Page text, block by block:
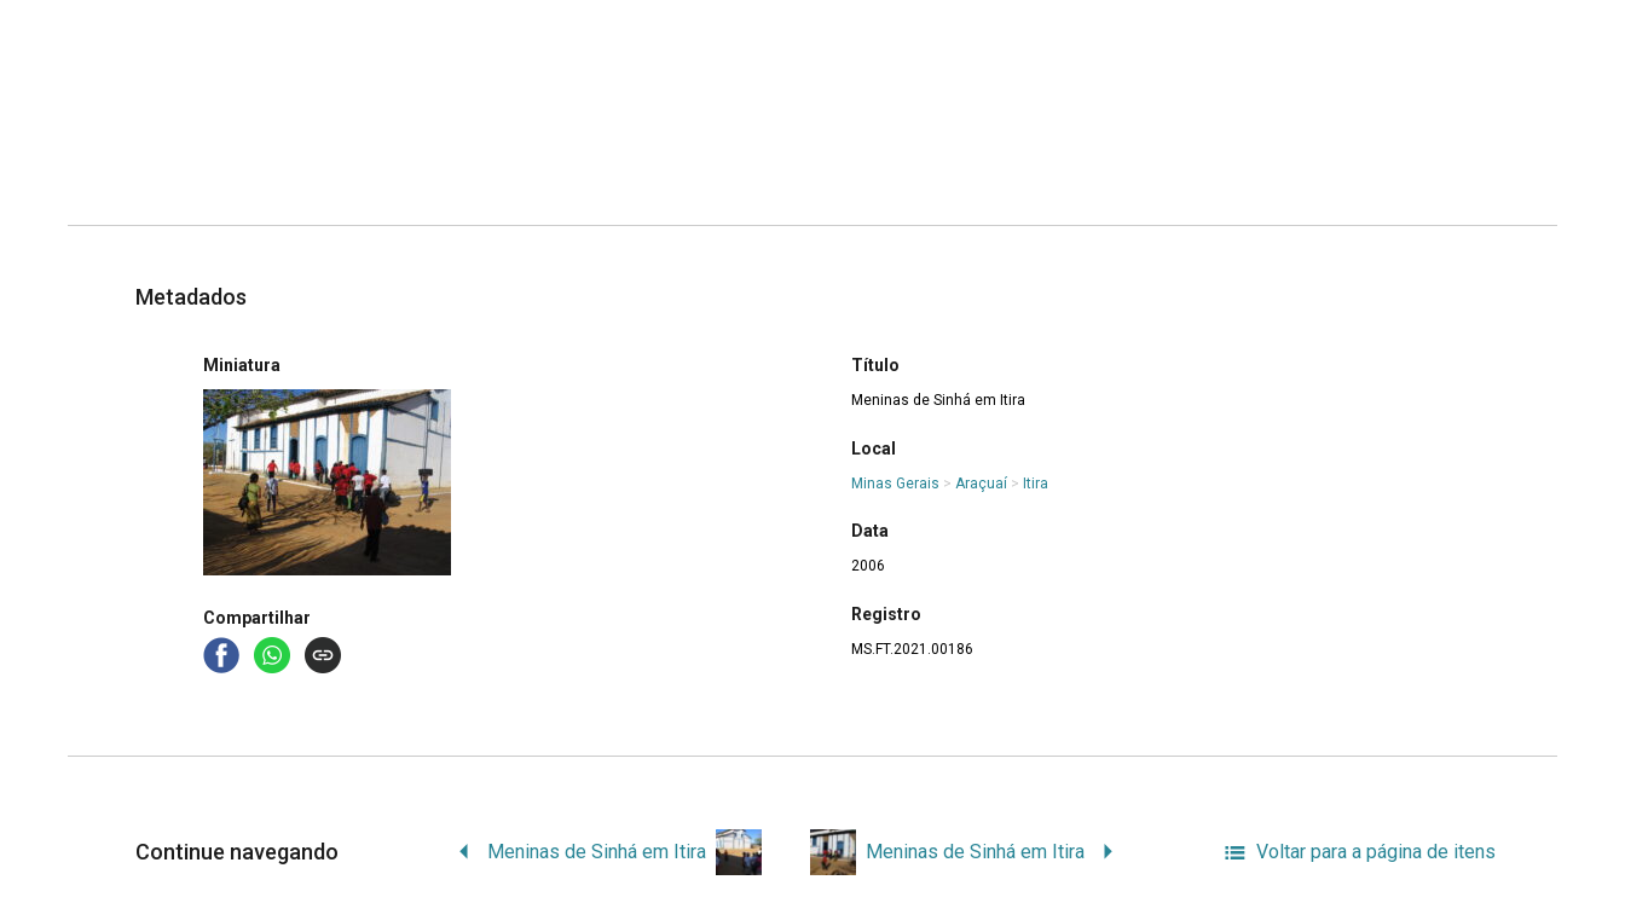
Metadados
Miniatura
Compartilhar
Título
Meninas de Sinhá em Itira
Local
Minas Gerais > Araçuaí > Itira
Data
2006
Registro
MS.FT.2021.00186
Continue navegando Meninas de Sinhá em Itira Meninas de Sinhá em Itira Voltar para a página de itens